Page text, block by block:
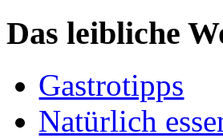
Das leibliche
Gastrotipps
Natürlich